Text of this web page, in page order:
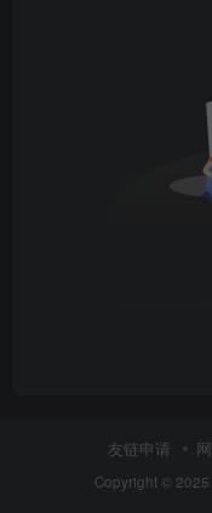
友链申请
Copyright © 2025